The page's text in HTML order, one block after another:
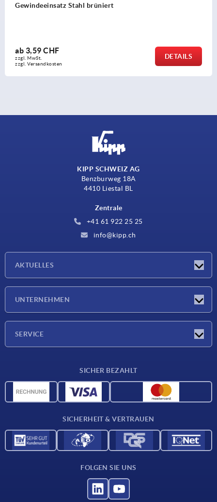
Gewindeeinsatz Stahl brüniert
ab 3,59 CHF
zzgl. MwSt.
zzgl. Versandkosten
DETAILS
KIPP SCHWEIZ AG
Benzburweg 18A
4410 Liestal BL
Zentrale
+41 61 922 25 25
info@kipp.ch
AKTUELLES
UNTERNEHMEN
SERVICE
CAD-Daten
SICHER BEZAHLT
SICHERHEIT & VERTRAUEN
FOLGEN SIE UNS